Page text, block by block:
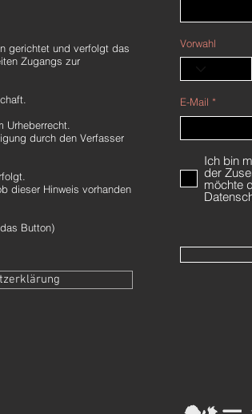
gerichtet und verfolgt das
Zugangs zur
Urheberrecht.
durch den Verfasser
dieser Hinweis vorhanden
Button)
Vorwahl
E-Mail
Ich bin
der
möchte